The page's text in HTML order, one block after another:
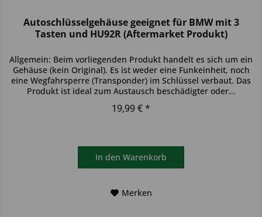
Autoschlüsselgehäuse geeignet für BMW mit 3
Tasten und HU92R (Aftermarket Produkt)
Allgemein: Beim vorliegenden Produkt handelt es sich um ein
Gehäuse (kein Original). Es ist weder eine Funkeinheit, noch
eine Wegfahrsperre (Transponder) im Schlüssel verbaut. Das
Produkt ist ideal zum Austausch beschädigter oder...
19,99 € *
In den Warenkorb
Merken